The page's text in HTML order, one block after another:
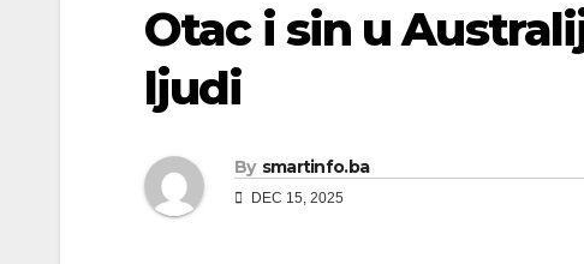
Otac i sin u
ljudi
By smartinfo.ba
DEC 15, 2025